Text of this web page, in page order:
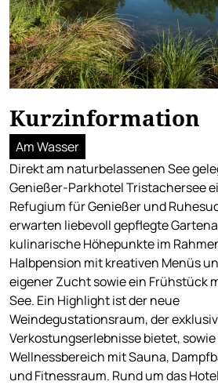
Kurzinformation
Am Wasser
Direkt am naturbelassenen See
Genießer-Parkhotel Tristachersee
Refugium für Genießer und
erwarten liebevoll gepflegte
kulinarische Höhepunkte im
Halbpension mit kreativen Menüs
eigener Zucht sowie ein Frühstück
See. Ein Highlight ist der neue
Weindegustationsraum, der
Verkostungserlebnisse bietet,
Wellnessbereich mit Sauna,
und Fitnessraum. Rund um das